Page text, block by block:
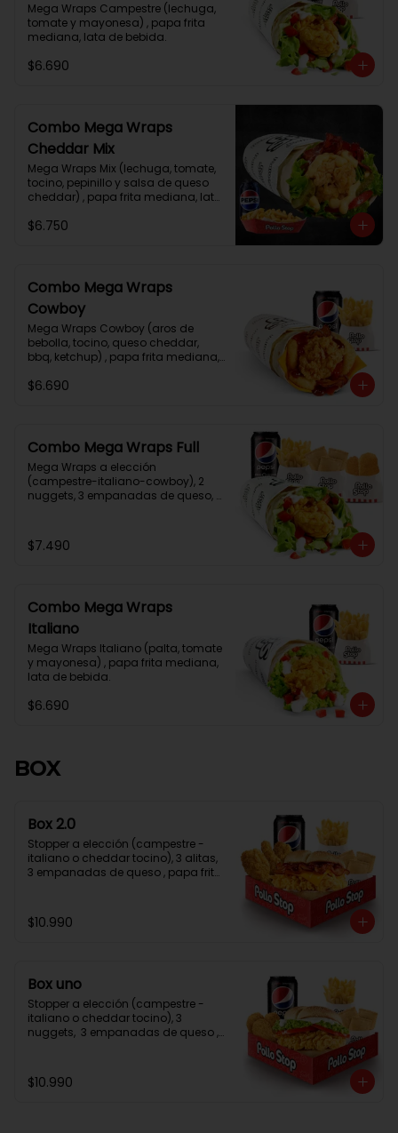
Mega Wraps Campestre (lechuga,
tomate y mayonesa) , papa frita
mediana, lata de bebida.
$6.690
Combo Mega Wraps
Cheddar Mix
Mega Wraps Mix (lechuga, tomate,
tocino, pepinillo y salsa de queso
cheddar) , papa frita mediana, lata
$6.750
Combo Mega Wraps
Cowboy
Mega Wraps Cowboy (aros de
bebolla, tocino, queso cheddar,
bbq, ketchup) , papa frita mediana,
$6.690
Combo Mega Wraps Full
Mega Wraps a elección
(campestre-italiano-cowboy), 2
nuggets, 3 empanadas de queso,
$7.490
Combo Mega Wraps
Italiano
Mega Wraps Italiano (palta, tomate
y mayonesa) , papa frita mediana,
lata de bebida.
$6.690
BOX
Box 2.0
Stopper a elección (campestre -
italiano o cheddar tocino), 3 alitas,
3 empanadas de queso , papa frita
$10.990
Box uno
Stopper a elección (campestre -
italiano o cheddar tocino), 3
nuggets,  3 empanadas de queso ,
$10.990